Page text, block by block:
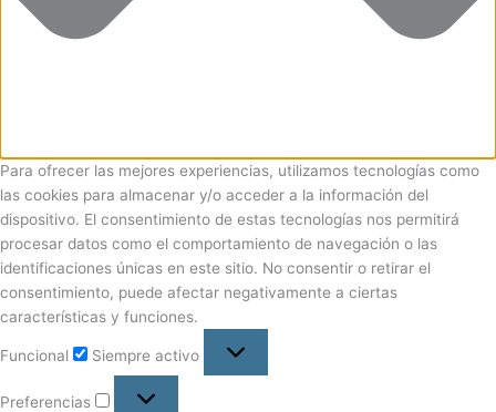
Para ofrecer las mejores experiencias, utilizamos tecnologías como
las cookies para almacenar y/o acceder a la información del
dispositivo. El consentimiento de estas tecnologías nos permitirá
procesar datos como el comportamiento de navegación o las
identificaciones únicas en este sitio. No consentir o retirar el
consentimiento, puede afectar negativamente a ciertas
características y funciones.
Funcional Siempre activo
Preferencias